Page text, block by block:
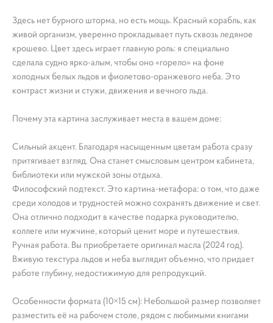
Здесь нет бурного шторма, но есть мощь. Красный корабль, как
живой организм, уверенно прокладывает путь сквозь ледяное
крошево. Цвет здесь играет главную роль: я специально
сделала судно ярко-алым, чтобы оно «горело» на фоне
холодных белых льдов и фиолетово-оранжевого неба. Это
контраст жизни и стужи, движения и вечного льда.
Почему эта картина заслуживает места в вашем доме:
Сильный акцент. Благодаря насыщенным цветам работа сразу
притягивает взгляд. Она станет смысловым центром кабинета,
библиотеки или мужской зоны отдыха.
Философский подтекст. Это картина-метафора: о том, что даже
среди холодов и трудностей можно сохранять движение и свет.
Она отлично подходит в качестве подарка руководителю,
коллеге или мужчине, который ценит море и путешествия.
Ручная работа. Вы приобретаете оригинал масла (2024 год).
Вживую текстура льдов и неба выглядит объемно, что придает
работе глубину, недостижимую для репродукций.
Особенности формата (10×15 см): Небольшой размер позволяет
разместить её на рабочем столе, рядом с любимыми книгами